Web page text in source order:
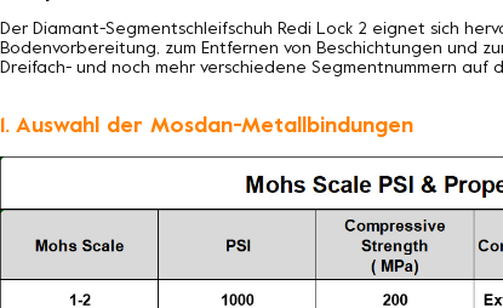
Der Diamant-Segmentschleifschuh Redi Lock 2 eignet sich
Bodenvorbereitung, zum Entfernen von Beschichtungen und
Dreifach- und noch mehr verschiedene Segmentnummern
1. Auswahl der Mosdan-Metallbindungen